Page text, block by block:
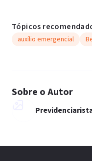
Tópicos
auxílio emergencial
Sobre o Autor